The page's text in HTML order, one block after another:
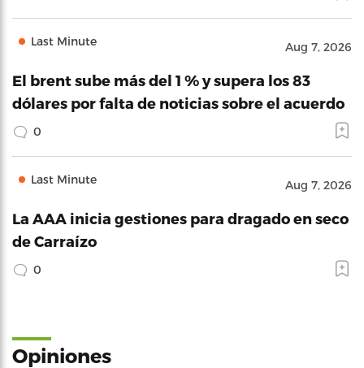
Last Minute Aug 7, 2026
El brent sube más del 1 % y supera los 83
dólares por falta de noticias sobre el acuerdo
0
Last Minute Aug 7, 2026
La AAA inicia gestiones para dragado en seco
de Carraízo
0
Opiniones